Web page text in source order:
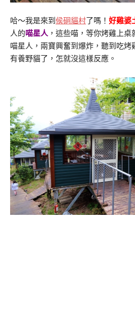
哈～我是來到 侯硐貓村了嗎！ 好雞婆
人的喵星人 ，這些喵，等你烤雞上
喵星人，兩寶興奮到爆炸，聽到吃
有養野貓了，怎就沒這樣反應。